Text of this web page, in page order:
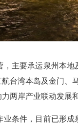
要承运泉州本地
台湾本岛及金门、
两岸产业联动发展
件，目前已形成